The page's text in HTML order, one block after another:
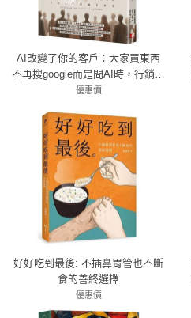
AI改變了你的客戶：大家買東西
不再搜google而是問AI時，行銷該
怎麼做？
優惠價
好好吃到最後: 不插鼻胃管也不斷
食的善終選擇
優惠價
79折 300元